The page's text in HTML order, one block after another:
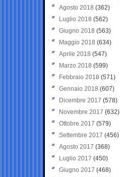
Agosto 2018 (362)
Luglio 2018 (562)
Giugno 2018 (563)
Maggio 2018 (634)
Aprile 2018 (547)
Marzo 2018 (599)
Febbraio 2018 (571)
Gennaio 2018 (607)
Dicembre 2017 (578)
Novembre 2017 (632)
Ottobre 2017 (579)
Settembre 2017 (456)
Agosto 2017 (368)
Luglio 2017 (450)
Giugno 2017 (468)